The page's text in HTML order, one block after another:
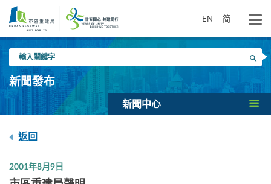
要
EN 简
入
關
鍵
搜尋
新聞發布
新聞中心
返回
2001年8月9日